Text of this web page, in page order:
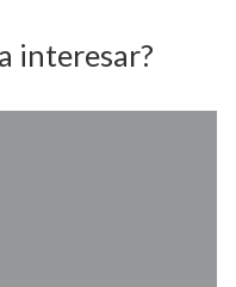
interesar?